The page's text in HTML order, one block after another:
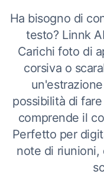
Ha bisogno di
testo? Linnk
Carichi foto di
corsiva o
possibilità di
comprende il
Perfetto per
note di riunioni,